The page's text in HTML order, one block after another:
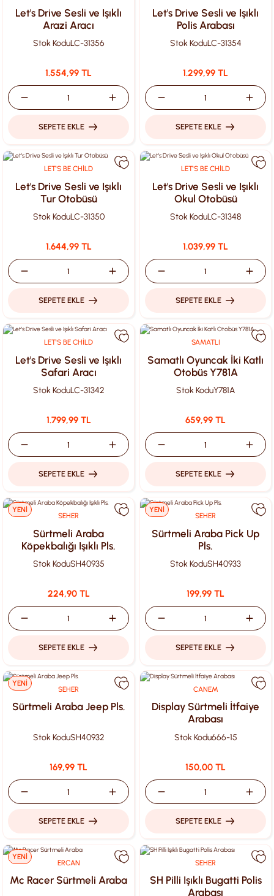
Let's Drive Sesli ve Işıklı
Arazi Aracı
Stok KoduLC-31356
1.554,99 TL
SEPETE EKLE
Let's Drive Sesli ve Işıklı
Polis Arabası
Stok KoduLC-31354
1.299,99 TL
SEPETE EKLE
LET'S BE CHİLD
Let's Drive Sesli ve Işıklı
Tur Otobüsü
Stok KoduLC-31350
1.644,99 TL
SEPETE EKLE
LET'S BE CHİLD
Let's Drive Sesli ve Işıklı
Okul Otobüsü
Stok KoduLC-31348
1.039,99 TL
SEPETE EKLE
LET'S BE CHİLD
Let's Drive Sesli ve Işıklı
Safari Aracı
Stok KoduLC-31342
1.799,99 TL
SEPETE EKLE
SAMATLI
Samatlı Oyuncak İki Katlı
Otobüs Y781A
Stok KoduY781A
659,99 TL
SEPETE EKLE
YENİ
SEHER
Sürtmeli Araba
Köpekbalığı Işıklı Pls.
Stok KoduSH40935
224,90 TL
SEPETE EKLE
YENİ
SEHER
Sürtmeli Araba Pick Up
Pls.
Stok KoduSH40933
199,99 TL
SEPETE EKLE
YENİ
SEHER
Sürtmeli Araba Jeep Pls.
Stok KoduSH40932
169,99 TL
SEPETE EKLE
CANEM
Display Sürtmeli İtfaiye
Arabası
Stok Kodu666-15
150,00 TL
SEPETE EKLE
YENİ
ERCAN
Mc Racer Sürtmeli Araba
SEHER
SH Pilli Işıklı Bugatti Polis
Arabası